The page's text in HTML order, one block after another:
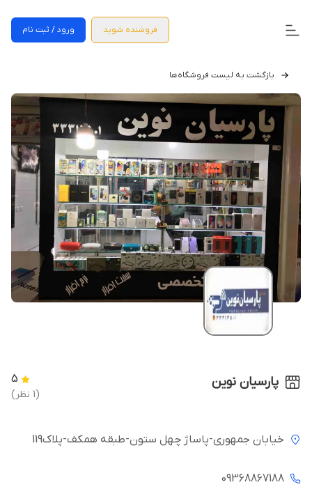
فروشنده شوید ورود / ثبت نام
بازگشت به لیست فروشگاه‌ها
پارسیان نوین 5
(1 نظر)
خیابان جمهوری-پاساژ چهل ستون-طبقه همکف-پلاک119
09368867188